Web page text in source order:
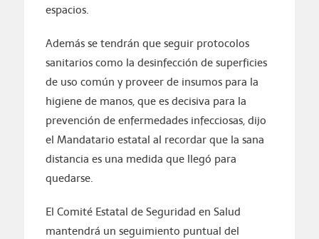
espacios.
Además se tendrán que seguir protocolos
sanitarios como la desinfección de superficies
de uso común y proveer de insumos para la
higiene de manos, que es decisiva para la
prevención de enfermedades infecciosas, dijo
el Mandatario estatal al recordar que la sana
distancia es una medida que llegó para
quedarse.
El Comité Estatal de Seguridad en Salud
mantendrá un seguimiento puntual del